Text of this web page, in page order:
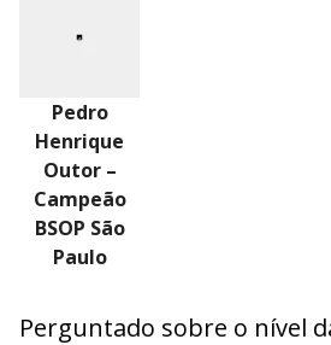
Pedro
Henrique
Outor –
Campeão
BSOP São
Paulo
Perguntado sobre o nível